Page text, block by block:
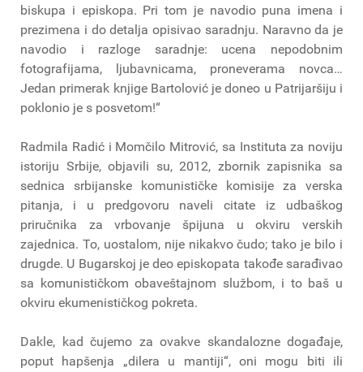
biskupa i episkopa. Pri tom je navodio puna imena i
prezimena i do detalja opisivao saradnju. Naravno da je
navodio i razloge saradnje: ucena nepodobnim
fotografijama, ljubavnicama, proneverama novca…
Jedan primerak knjige Bartolović je doneo u Patrijaršiju i
poklonio je s posvetom!“
Radmila Radić i Momčilo Mitrović, sa Instituta za noviju
istoriju Srbije, objavili su, 2012, zbornik zapisnika sa
sednica srbijanske komunističke komisije za verska
pitanja, i u predgovoru naveli citate iz udbaškog
priručnika za vrbovanje špijuna u okviru verskih
zajednica. To, uostalom, nije nikakvo čudo; tako je bilo i
drugde. U Bugarskoj je deo episkopata takođe sarađivao
sa komunističkom obaveštajnom službom, i to baš u
okviru ekumenističkog pokreta.
Dakle, kad čujemo za ovakve skandalozne događaje,
poput hapšenja „dilera u mantiji“, oni mogu biti ili